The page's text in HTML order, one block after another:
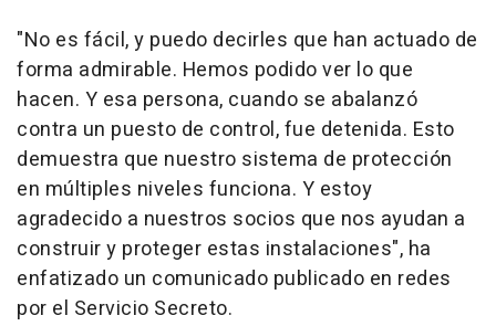
"No es fácil, y puedo decirles que han actuado de
forma admirable. Hemos podido ver lo que
hacen. Y esa persona, cuando se abalanzó
contra un puesto de control, fue detenida. Esto
demuestra que nuestro sistema de protección
en múltiples niveles funciona. Y estoy
agradecido a nuestros socios que nos ayudan a
construir y proteger estas instalaciones", ha
enfatizado un comunicado publicado en redes
por el Servicio Secreto.